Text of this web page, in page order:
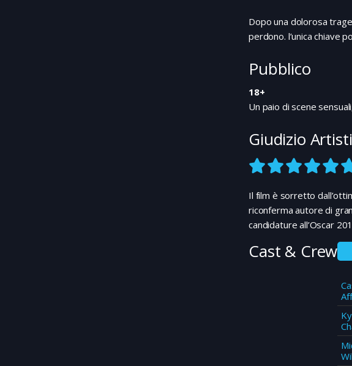
ha
Patrick,
Lee: è
quindi è la
tutore del
Dopo una dolorosa
perdono. l’unica chiave
Pubblico
18+
Un paio di scene
Giudizio
Il film è sorretto
riconferma autore di
candidature all’Oscar
Cast & Crew